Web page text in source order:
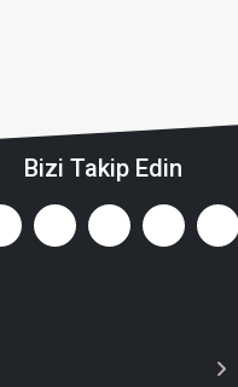
Bizi Takip Edin